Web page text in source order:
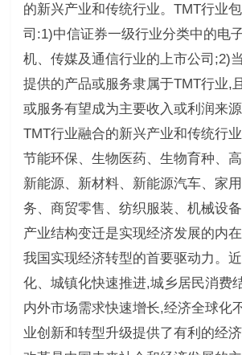
的新兴产业和传统行业。TMT行业
司:1)中信证券一级行业分类中的电
机、传媒及通信行业的上市公司;2)
提供的产品或服务隶属于TMT行业,
或服务有望成为主要收入或利润来
TMT行业融合的新兴产业和传统行
节能环保、生物医药、生物育种、高
新能源、新材料、新能源汽车、家
务、商贸零售、纺织服装、机械设备
产业结构变迁是实现经济发展的内
我国实现经济转型的首要驱动力。
化、城镇化快速推进,城乡居民消费
内外市场需求快速增长,经济全球化
业创新和转型升级提供了有利的经济